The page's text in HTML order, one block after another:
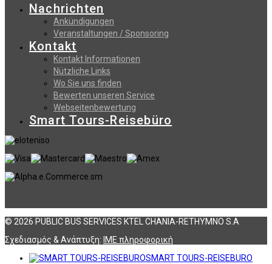
Nachrichten
Ankündigungen
Veranstaltungen / Sponsoring
Kontakt
Kontakt Informationen
Nützliche Links
Wo Sie uns finden
Bewerten unseren Service
Webseitenbewertung
Smart Tours-Reisebüro
© 2026 PUBLIC BUS SERVICES KTEL CHANIA-RETHYMNO S.A
Σχεδιασμός & Ανάπτυξη: ΙΜΕ πληροφορική
SMART TOURS-REISEBURO